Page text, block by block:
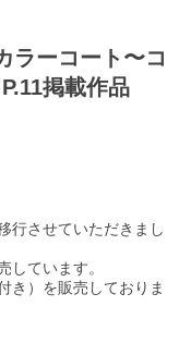
ラーコート〜コ
掲載作品
行させていただきまし
しています。
き）を販売しておりま